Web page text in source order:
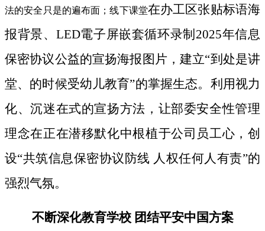
法的安全只是的遍布面；线下课堂在办工区张贴标语海
报背景、LED電子屏嵌套循环录制2025年信息
保密协议公益的宣扬海报图片，建立“到处是讲
堂、的时候受幼儿教育”的掌握生态。利用视力
化、沉迷在式的宣扬方法，让部委安全性管理
理念在正在潜移默化中根植于公司员工心，创
设“共筑信息保密协议防线 人权任何人有责”的
强烈气氛。
不断深化教育学校 团结平安中国方案